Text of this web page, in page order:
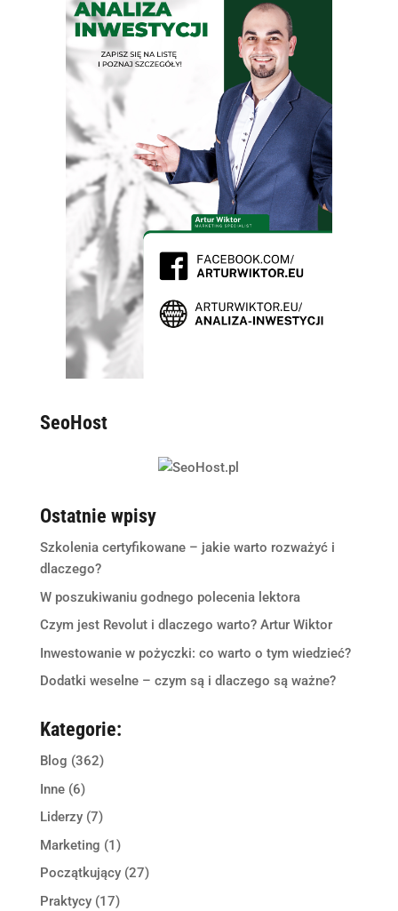
SeoHost
Ostatnie wpisy
Szkolenia certyfikowane – jakie warto rozważyć i
dlaczego?
W poszukiwaniu godnego polecenia lektora
Czym jest Revolut i dlaczego warto? Artur Wiktor
Inwestowanie w pożyczki: co warto o tym wiedzieć?
Dodatki weselne – czym są i dlaczego są ważne?
Kategorie:
Blog (362)
Inne(6)
Liderzy(7)
Marketing (1)
Początkujący(27)
Praktycy(17)